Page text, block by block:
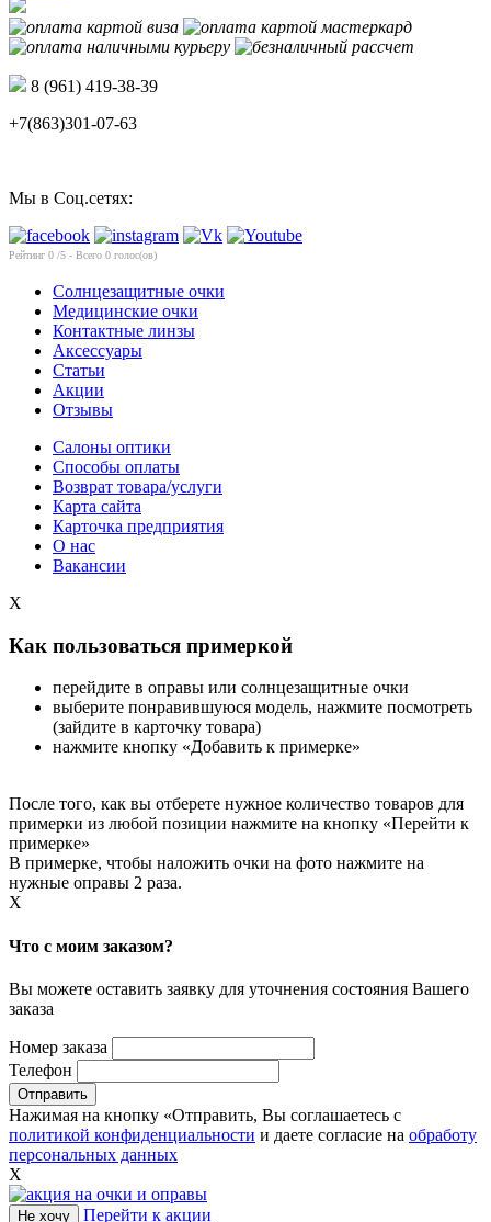
8 (961) 419-38-39
+7(863)301-07-63
Мы в Соц.сетях:
Рейтинг 0 /5 - Всего 0 голос(ов)
Солнцезащитные очки
Медицинские очки
Контактные линзы
Аксессуары
Статьи
Акции
Отзывы
Салоны оптики
Способы оплаты
Возврат товара/услуги
Карта сайта
Карточка предприятия
О нас
Вакансии
X
Как пользоваться примеркой
перейдите в оправы или солнцезащитные очки
выберите понравившуюся модель, нажмите посмотреть
(зайдите в карточку товара)
нажмите кнопку «Добавить к примерке»
После того, как вы отберете нужное количество товаров для
примерки из любой позиции нажмите на кнопку «Перейти к
примерке»
В примерке, чтобы наложить очки на фото нажмите на
нужные оправы 2 раза.
X
Что с моим заказом?
Вы можете оставить заявку для уточнения состояния Вашего
заказа
Номер заказа
Телефон
Нажимая на кнопку «Отправить, Вы соглашаетесь с
политикой конфиденциальности и даете согласие на обработу
персональных данных
X
Не хочу
Перейти к акции